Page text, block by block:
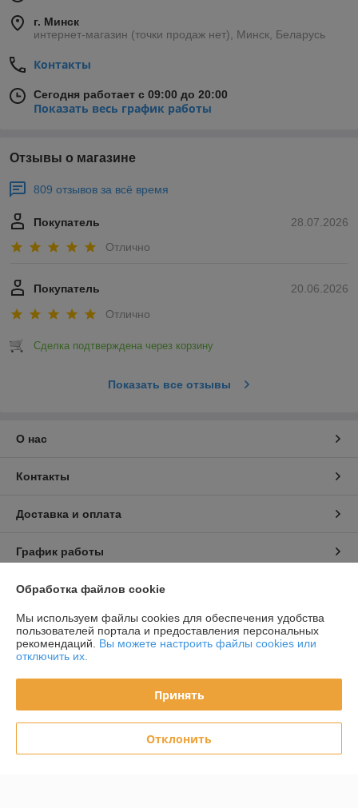
г. Минск
интернет-магазин (точки продаж нет), Минск, Беларусь
Контакты
Сегодня работает с 09:00 до 20:00
Показать весь график работы
Отзывы о магазине
809 отзывов за всё время
28.07.2026
Покупатель
Отлично
20.06.2026
Покупатель
Отлично
Сделка подтверждена через корзину
Показать все отзывы
О нас
Контакты
Доставка и оплата
График работы
Полная версия сайта
Политика обработки cookies
Сайт создан на платформе Deal.by
Обработка файлов cookie
Мы используем файлы cookies для обеспечения удобства
пользователей портала и предоставления персональных
рекомендаций. Вы можете настроить файлы cookies или
отключить их.
Принять
Отклонить